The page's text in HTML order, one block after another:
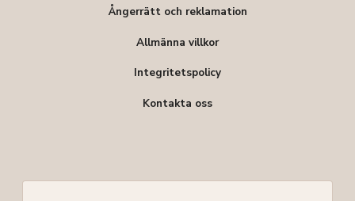
Ångerrätt och reklamation
Allmänna villkor
Integritetspolicy
Kontakta oss